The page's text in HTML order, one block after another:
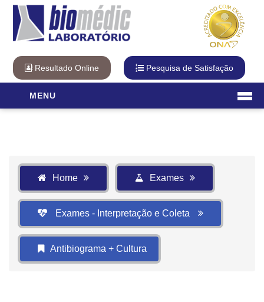
Resultado Online Pesquisa de Satisfação
MENU
Qualidade
Cartão Fidelidade
Visita Virtual
Unidades
Exames
Home Exames
Exames - Interpretação e Coleta
Antibiograma + Cultura